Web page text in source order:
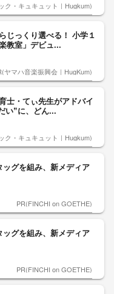
ク・キュキュット｜Hugkum)
じっくり選べる！ 小学１
教室」デビュ...
ヤマハ音楽振興会｜HugKum)
士・てぃ先生がアドバイ
い”に、どん...
ク・キュキュット｜Hugkum)
グを組み、新メディア
PR(FINCHI on GOETHE)
グを組み、新メディア
PR(FINCHI on GOETHE)